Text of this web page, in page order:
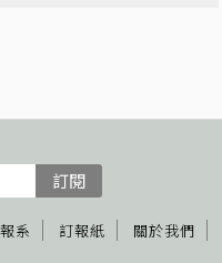
訂閱
系 訂報紙 關於我們